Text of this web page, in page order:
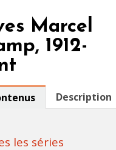
Marcel
1912-
Description
les séries